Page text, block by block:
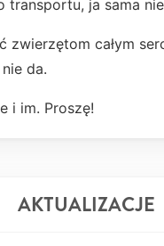
transportu, ja sama
zwierzętom całym
da.
i im. Proszę!
AKTUALIZACJE